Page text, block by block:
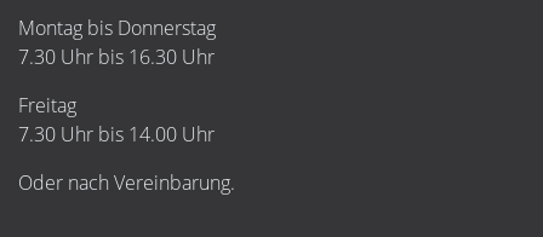
Montag bis Donnerstag
7.30 Uhr bis 16.30 Uhr
Freitag
7.30 Uhr bis 14.00 Uhr
Oder nach Vereinbarung.